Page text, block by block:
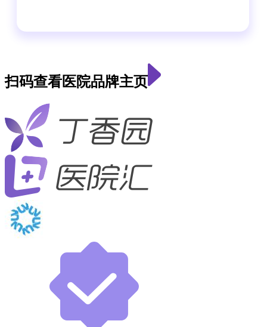
扫码查看医院品牌主页